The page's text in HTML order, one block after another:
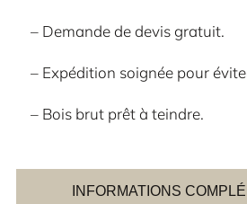
INFORMATIONS
– Demande de devis gratuit.
– Expédition soignée pour
– Bois brut prêt à teindre.